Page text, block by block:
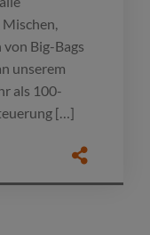
Big-Bags
unserem
als 100-
[…]